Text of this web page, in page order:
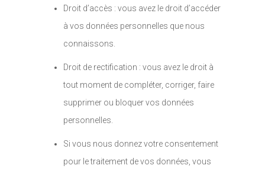
Droit d’accès : vous avez le droit d’accéder
à vos données personnelles que nous
connaissons.
Droit de rectification : vous avez le droit à
tout moment de compléter, corriger, faire
supprimer ou bloquer vos données
personnelles.
Si vous nous donnez votre consentement
pour le traitement de vos données, vous